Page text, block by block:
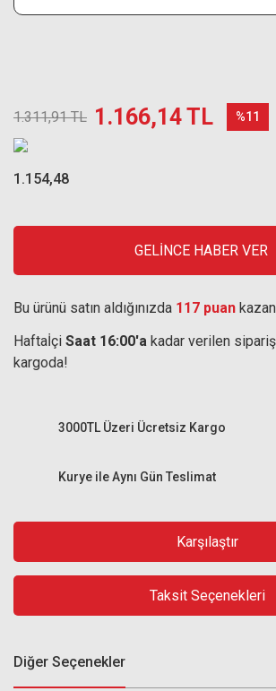
1.311,91 TL 1.166,14 TL %11
1.154,48
GELİNCE HABER VER
Bu ürünü satın aldığınızda 117 puan
Haftaİçi Saat 16:00'a kadar verilen
kargoda!
Kurye ile Aynı Gün Teslimat
3000TL Üzeri Ücretsiz Kargo
Karşılaştır
Taksit Seçenekleri
Diğer Seçenekler